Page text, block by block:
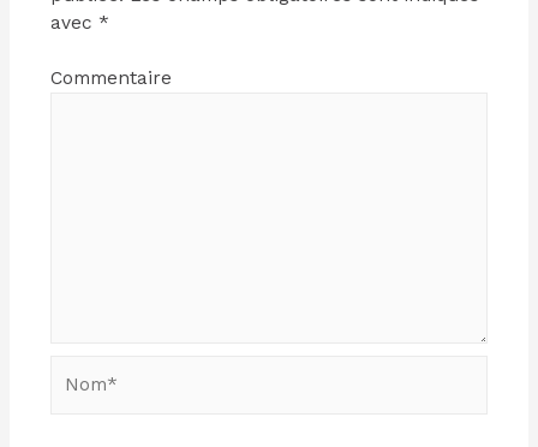
avec *
Commentaire